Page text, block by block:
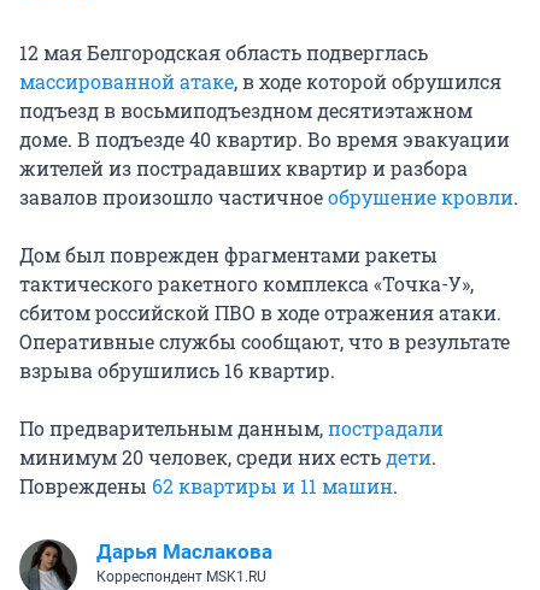
12 мая Белгородская область подверглась
массированной атаке, в ходе которой обрушился
подъезд в восьмиподъездном десятиэтажном
доме. В подъезде 40 квартир. Во время эвакуации
жителей из пострадавших квартир и разбора
завалов произошло частичноеобрушение кровли.
Дом был поврежден фрагментами ракеты
тактического ракетного комплекса «Точка-У»,
сбитом российской ПВО в ходе отражения атаки.
Оперативные службы сообщают, что в результате
взрыва обрушились 16 квартир.
По предварительным данным,пострадали
минимум 20 человек, среди них естьдети.
Повреждены 62 квартиры и 11 машин.
Дарья Маслакова
Корреспондент MSK1.RU